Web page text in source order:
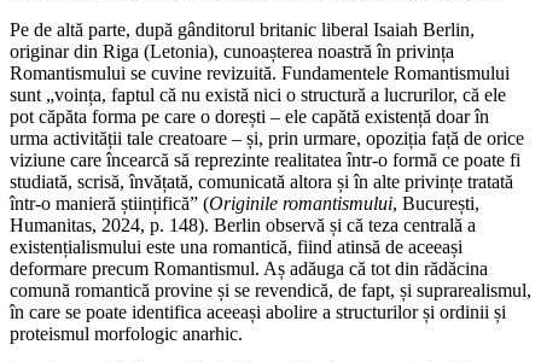
Pe de altă parte, după gânditorul britanic liberal Isaiah Berlin,
originar din Riga (Letonia), cunoașterea noastră în privința
Romantismului se cuvine revizuită. Fundamentele Romantismului
sunt „voința, faptul că nu există nici o structură a lucrurilor, că ele
pot căpăta forma pe care o dorești – ele capătă existență doar în
urma activității tale creatoare – și, prin urmare, opoziția față de orice
viziune care încearcă să reprezinte realitatea într-o formă ce poate fi
studiată, scrisă, învățată, comunicată altora și în alte privințe tratată
într-o manieră științifică” (Originile romantismului, București,
Humanitas, 2024, p. 148). Berlin observă și că teza centrală a
existențialismului este una romantică, fiind atinsă de aceeași
deformare precum Romantismul. Aș adăuga că tot din rădăcina
comună romantică provine și se revendică, de fapt, și suprarealismul,
în care se poate identifica aceeași abolire a structurilor și ordinii și
proteismul morfologic anarhic.